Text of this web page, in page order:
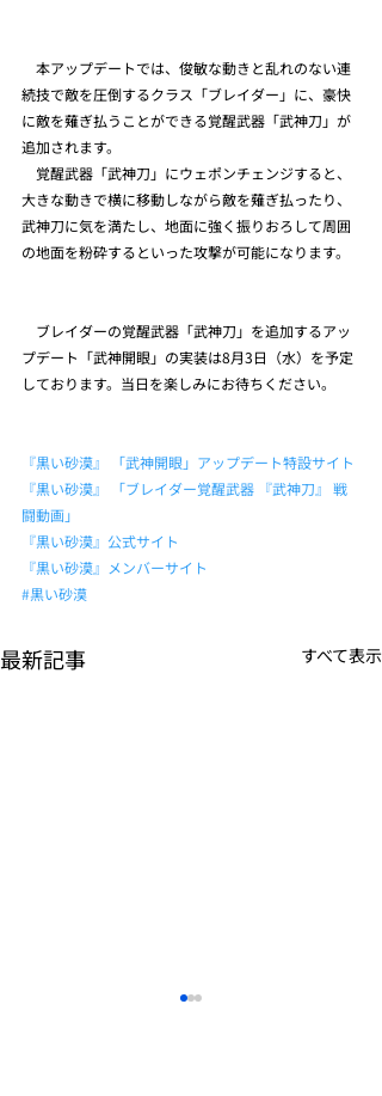
本アップデートでは、俊敏な動きと乱れのない連
続技で敵を圧倒するクラス「ブレイダー」に、豪快
に敵を薙ぎ払うことができる覚醒武器「武神刀」が
追加されます。
覚醒武器「武神刀」にウェポンチェンジすると、
大きな動きで横に移動しながら敵を薙ぎ払ったり、
武神刀に気を満たし、地面に強く振りおろして周囲
の地面を粉砕するといった攻撃が可能になります。
ブレイダーの覚醒武器「武神刀」を追加するアッ
プデート「武神開眼」の実装は8月3日（水）を予定
しております。当日を楽しみにお待ちください。
『黒い砂漠』 「武神開眼」アップデート特設サイト
『黒い砂漠』 「ブレイダー覚醒武器 『武神刀』 戦
闘動画」
『黒い砂漠』公式サイト
『黒い砂漠』メンバーサイト
#黒い砂漠
最新記事 すべて表示